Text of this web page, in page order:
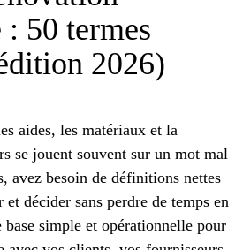
: 50 termes
2026)
aides, les matériaux et la
se jouent souvent sur un mot mal
avez besoin de définitions nettes
décider sans perdre de temps en
simple et opérationnelle pour